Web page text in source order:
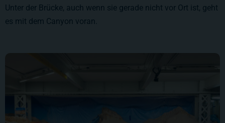
Unter der Brücke, auch wenn sie gerade nicht vor Ort ist, geht
es mit dem Canyon voran.